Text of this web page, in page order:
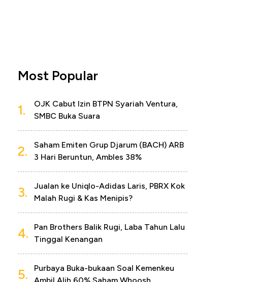
Most Popular
1.
OJK Cabut Izin BTPN Syariah Ventura,
SMBC Buka Suara
2.
Saham Emiten Grup Djarum (BACH) ARB
3 Hari Beruntun, Ambles 38%
3.
Jualan ke Uniqlo-Adidas Laris, PBRX Kok
Malah Rugi & Kas Menipis?
4.
Pan Brothers Balik Rugi, Laba Tahun Lalu
Tinggal Kenangan
5.
Purbaya Buka-bukaan Soal Kemenkeu